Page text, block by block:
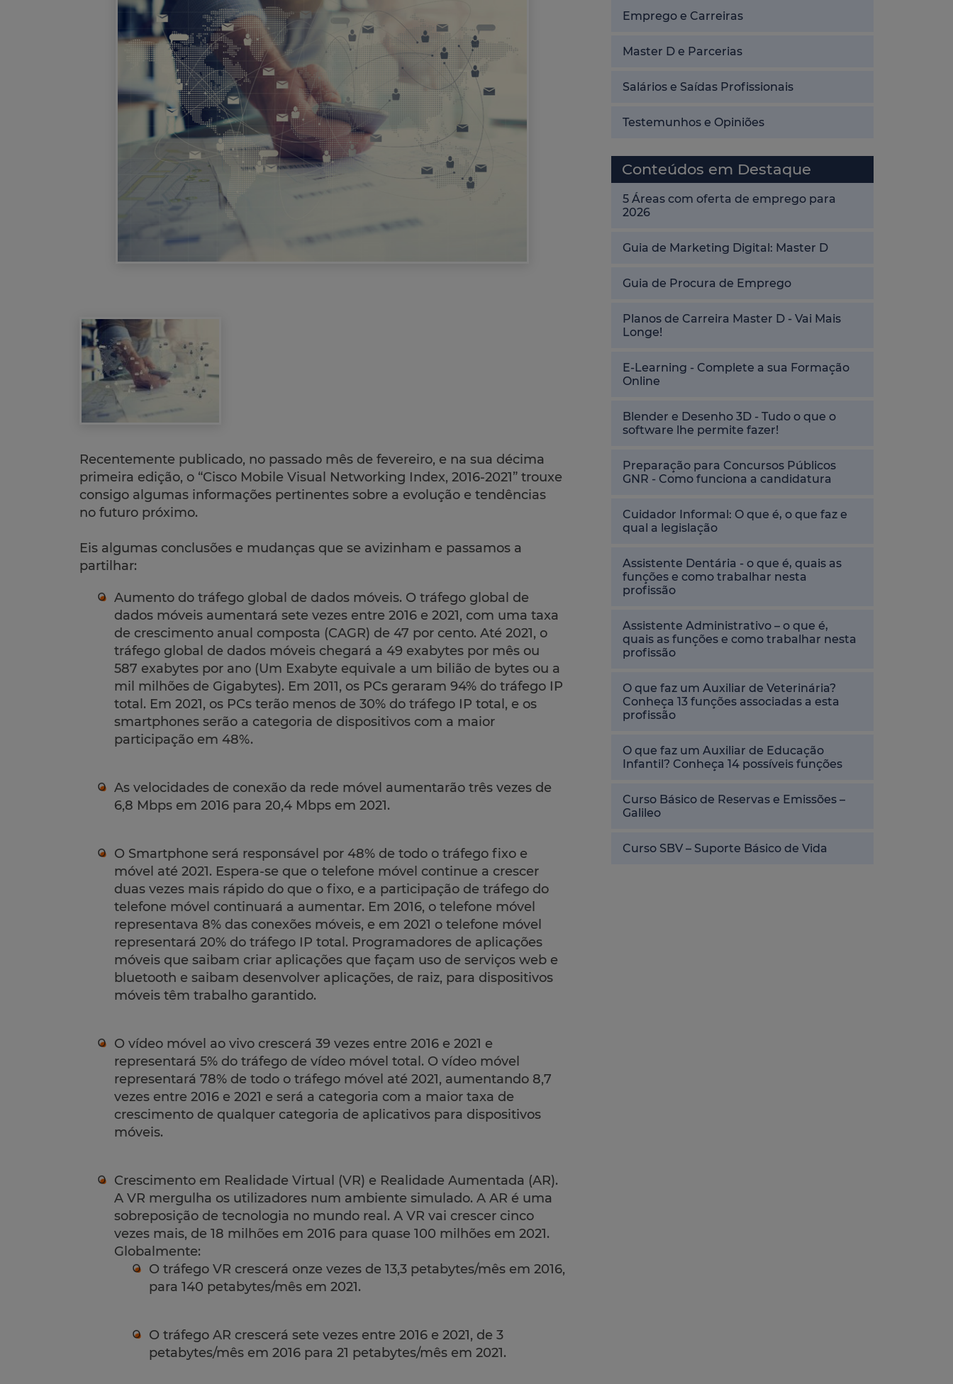
Recentemente publicado, no passado mês de fevereiro, e na sua décima
primeira edição, o “Cisco Mobile Visual Networking Index, 2016-2021” trouxe
consigo algumas informações pertinentes sobre a evolução e tendências
no futuro próximo.
Eis algumas conclusões e mudanças que se avizinham e passamos a
partilhar:
Aumento do tráfego global de dados móveis. O tráfego global de
dados móveis aumentará sete vezes entre 2016 e 2021, com uma taxa
de crescimento anual composta (CAGR) de 47 por cento. Até 2021, o
tráfego global de dados móveis chegará a 49 exabytes por mês ou
587 exabytes por ano (Um Exabyte equivale a um bilião de bytes ou a
mil milhões de Gigabytes). Em 2011, os PCs geraram 94% do tráfego IP
total. Em 2021, os PCs terão menos de 30% do tráfego IP total, e os
smartphones serão a categoria de dispositivos com a maior
participação em 48%.
As velocidades de conexão da rede móvel aumentarão três vezes de
6,8 Mbps em 2016 para 20,4 Mbps em 2021.
O Smartphone será responsável por 48% de todo o tráfego fixo e
móvel até 2021. Espera-se que o telefone móvel continue a crescer
duas vezes mais rápido do que o fixo, e a participação de tráfego do
telefone móvel continuará a aumentar. Em 2016, o telefone móvel
representava 8% das conexões móveis, e em 2021 o telefone móvel
representará 20% do tráfego IP total. Programadores de aplicações
móveis que saibam criar aplicações que façam uso de serviços web e
bluetooth e saibam desenvolver aplicações, de raiz, para dispositivos
móveis têm trabalho garantido.
O vídeo móvel ao vivo crescerá 39 vezes entre 2016 e 2021 e
representará 5% do tráfego de vídeo móvel total. O vídeo móvel
representará 78% de todo o tráfego móvel até 2021, aumentando 8,7
vezes entre 2016 e 2021 e será a categoria com a maior taxa de
crescimento de qualquer categoria de aplicativos para dispositivos
móveis.
Crescimento em Realidade Virtual (VR) e Realidade Aumentada (AR).
A VR mergulha os utilizadores num ambiente simulado. A AR é uma
sobreposição de tecnologia no mundo real. A VR vai crescer cinco
vezes mais, de 18 milhões em 2016 para quase 100 milhões em 2021.
Globalmente:
O tráfego VR crescerá onze vezes de 13,3 petabytes/mês em 2016,
para 140 petabytes/mês em 2021.
O tráfego AR crescerá sete vezes entre 2016 e 2021, de 3
petabytes/mês em 2016 para 21 petabytes/mês em 2021.
Emprego e Carreiras
Master D e Parcerias
Salários e Saídas Profissionais
Testemunhos e Opiniões
Conteúdos em Destaque
5 Áreas com oferta de emprego para
2026
Guia de Marketing Digital: Master D
Guia de Procura de Emprego
Planos de Carreira Master D - Vai Mais
Longe!
E-Learning - Complete a sua Formação
Online
Blender e Desenho 3D - Tudo o que o
software lhe permite fazer!
Preparação para Concursos Públicos
GNR - Como funciona a candidatura
Cuidador Informal: O que é, o que faz e
qual a legislação
Assistente Dentária - o que é, quais as
funções e como trabalhar nesta
profissão
Assistente Administrativo – o que é,
quais as funções e como trabalhar nesta
profissão
O que faz um Auxiliar de Veterinária?
Conheça 13 funções associadas a esta
profissão
O que faz um Auxiliar de Educação
Infantil? Conheça 14 possíveis funções
Curso Básico de Reservas e Emissões –
Galileo
Curso SBV – Suporte Básico de Vida